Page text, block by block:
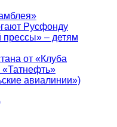
Русфонду
прессы» – детям
от «Клуба
авиалинии»)